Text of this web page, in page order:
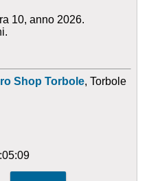
10, anno 2026.
Shop Torbole, Torbole